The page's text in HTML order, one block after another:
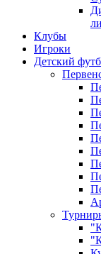
Клубы
Игроки
Детский